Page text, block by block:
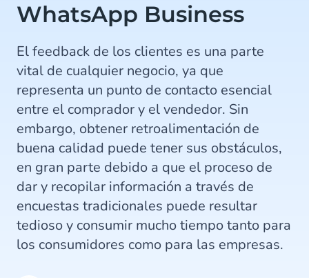
WhatsApp Business
El feedback de los clientes es una parte
vital de cualquier negocio, ya que
representa un punto de contacto esencial
entre el comprador y el vendedor. Sin
embargo, obtener retroalimentación de
buena calidad puede tener sus obstáculos,
en gran parte debido a que el proceso de
dar y recopilar información a través de
encuestas tradicionales puede resultar
tedioso y consumir mucho tiempo tanto para
los consumidores como para las empresas.